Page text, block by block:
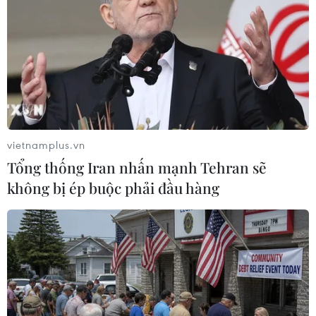
khiến phong độ của các vận động viên bị ảnh
hưởng, giảm sút.
Ảnh minh họa. (Nguồn: TTXVN)
Đối với Judo và Kurash, đại diện bộ môn này
vietnamplus.vn
Tổng thống Iran nhấn mạnh Tehran sẽ
không bị ép buộc phải đầu hàng